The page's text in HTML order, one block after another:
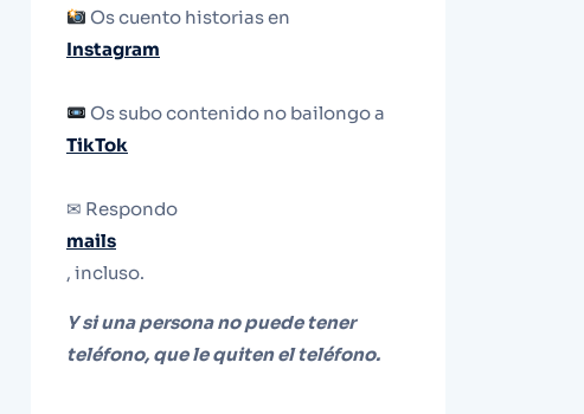
Os cuento historias en
Instagram
Os subo contenido no bailongo a
TikTok
✉ Respondo
mails
, incluso.
Y si una persona no puede tener
teléfono, que le quiten el teléfono.